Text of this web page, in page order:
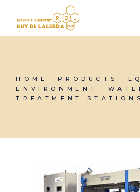
content
HOME PRODUCTS
ENVIRONMENT
TREATMENT STATIONS